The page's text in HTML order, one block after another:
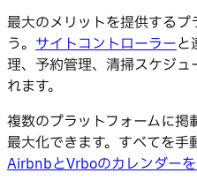
最大のメリットを提供するプ
う。 サイトコントローラーと
理、予約管理、清掃スケジ
れます。
複数のプラットフォームに掲
最大化できます。すべてを手
AirbnbとVrboのカレンダー